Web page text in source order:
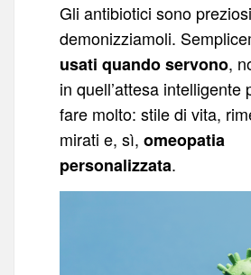
Gli antibiotici sono
demonizziamoli.
usati quando servono,
in quell’attesa intelligente
fare molto: stile di vita,
mirati e, sì, omeopatia
personalizzata.